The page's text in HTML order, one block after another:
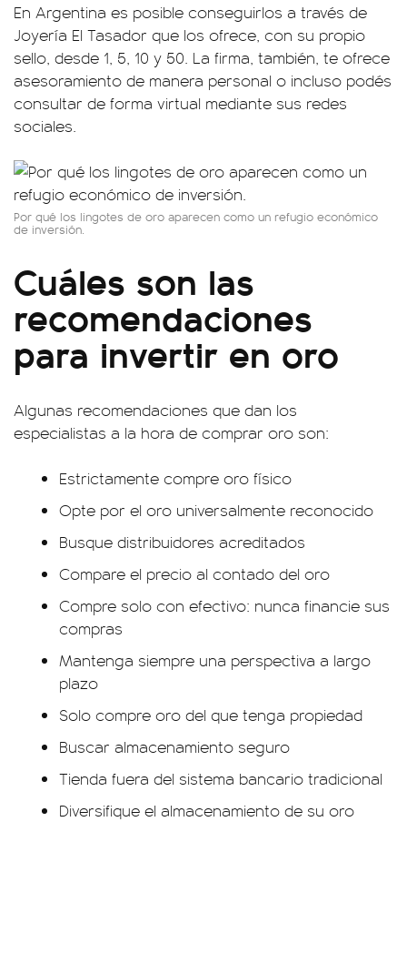
En Argentina es posible conseguirlos a través de
Joyería El Tasador que los ofrece, con su propio
sello, desde 1, 5, 10 y 50. La firma, también, te ofrece
asesoramiento de manera personal o incluso podés
consultar de forma virtual mediante sus redes
sociales.
Por qué los lingotes de oro aparecen como un refugio económico
de inversión.
Cuáles son las
recomendaciones
para invertir en oro
Algunas recomendaciones que dan los
especialistas a la hora de comprar oro son:
Estrictamente compre oro físico
Opte por el oro universalmente reconocido
Busque distribuidores acreditados
Compare el precio al contado del oro
Compre solo con efectivo: nunca financie sus
compras
Mantenga siempre una perspectiva a largo
plazo
Solo compre oro del que tenga propiedad
Buscar almacenamiento seguro
Tienda fuera del sistema bancario tradicional
Diversifique el almacenamiento de su oro